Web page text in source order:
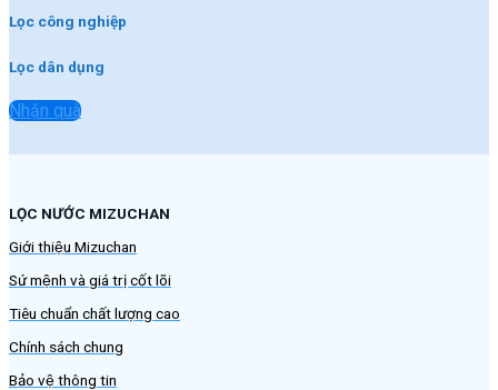
Lọc công nghiệp
Lọc dân dụng
Nhận quà
LỌC NƯỚC MIZUCHAN
Giới thiệu Mizuchan
Sứ mệnh và giá trị cốt lõi
Tiêu chuẩn chất lượng cao
Chính sách chung
Bảo vệ thông tin